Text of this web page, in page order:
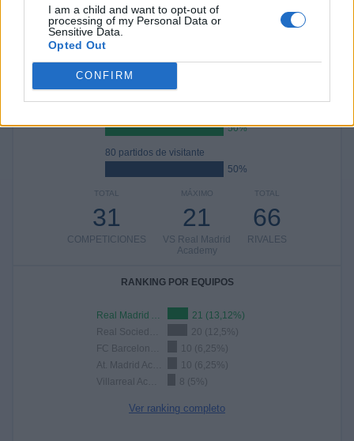
I am a child and want to opt-out of
processing of my Personal Data or
Sensitive Data.
Opted Out
CONFIRM
DÍAS
PARTIDOS
0
CONSECUTIVOS
DE PAGO
50%
80 partidos de visitante
50%
TOTAL
66
RIVALES
MÁXIMO
21
VS Real Madrid
Academy
TOTAL
31
COMPETICIONES
RANKING POR EQUIPOS
Real Madrid Academy
21 (13,12%)
20 (12,5%)
10 (6,25%)
10 (6,25%)
8 (5%)
Ver ranking completo